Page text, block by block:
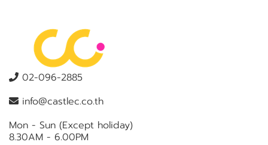
02-096-2885
info@castlec.co.th
Mon - Sun (Except holiday)
8.30AM - 6.00PM